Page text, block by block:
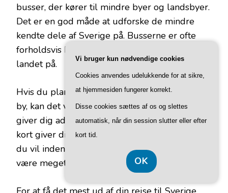
busser, der kører til mindre byer og landsbyer.
Det er en god måde at udforske de mindre
kendte dele af Sverige på. Busserne er ofte
forholdsvis billige og en god måde at se
landet på.
Hvis du planlægger at udforske mere end én
by, kan det være bedst at købe et rejsekort, der
giver dig adgang til tog eller busser. Dette
kort giver dig mulighed for at rejse så ofte som
du vil inden for en bestemt periode, og det kan
være meget overkommeligt.
Vi bruger kun nødvendige cookies
Cookies anvendes udelukkende for at sikre,
at hjemmesiden fungerer korrekt.
Disse cookies sættes af os og slettes
automatisk, når din session slutter eller efter
kort tid.
OK